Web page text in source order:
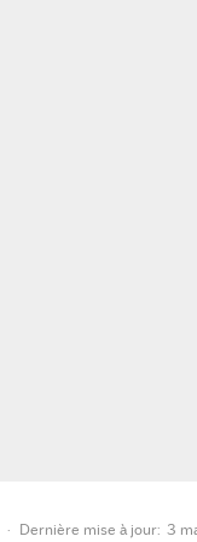
· Dernière mise à jour: 3